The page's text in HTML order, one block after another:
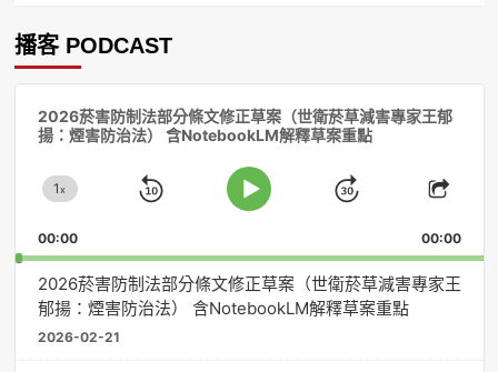
播客 PODCAST
2026菸害防制法部分條文修正草案（世衛菸草減害專家王郁
揚：煙害防治法） 含NotebookLM解釋草案重點
Change
Rate
1x
Skip
Play
Jump
Forward
Share
00:00 00:00
2026菸害防制法部分條文修正草案（世衛菸草減害專家王
郁揚：煙害防治法） 含NotebookLM解釋草案重點
2026-02-21